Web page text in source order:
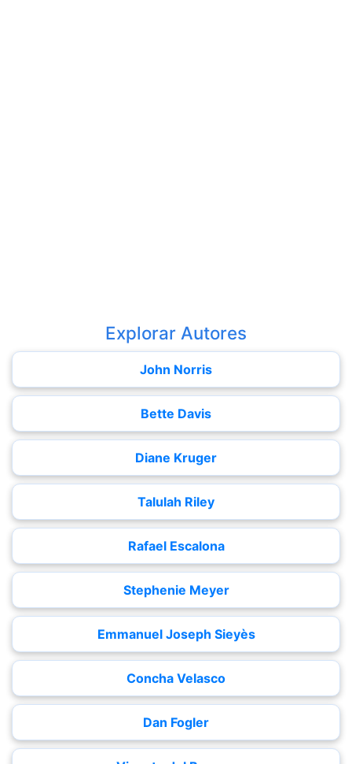
Explorar Autores
John Norris
Bette Davis
Diane Kruger
Talulah Riley
Rafael Escalona
Stephenie Meyer
Emmanuel Joseph Sieyès
Concha Velasco
Dan Fogler